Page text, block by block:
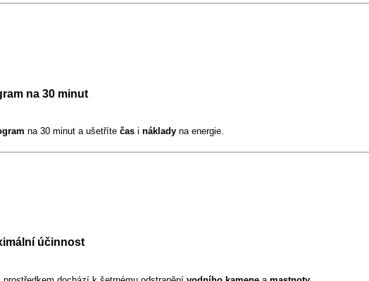
na 30 minut
na 30 minut a ušetříte čas i náklady na energie.
účinnost